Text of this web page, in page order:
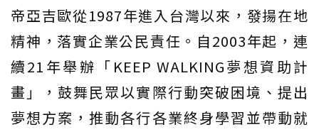
帝亞吉歐從1987年進入台灣以來，發揚在地
精神，落實企業公民責任。自2003年起，連
續21年舉辦「KEEP WALKING夢想資助計
畫」，鼓舞民眾以實際行動突破困境、提出
夢想方案，推動各行各業終身學習並帶動就